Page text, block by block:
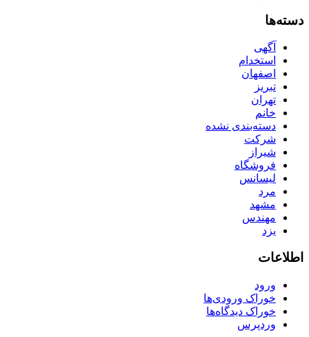
دسته‌ها
آگهی
استخدام
اصفهان
تبریز
تهران
خانم
دسته‌بندی نشده
شرکت
شیراز
فروشگاه
لیسانس
مرد
مشهد
مهندس
یزد
اطلاعات
ورود
خوراک ورودی‌ها
خوراک دیدگاه‌ها
وردپرس